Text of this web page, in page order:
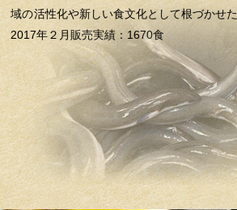
域の活性化や新しい食文化として根づかせ
2017年２月販売実績：1670食